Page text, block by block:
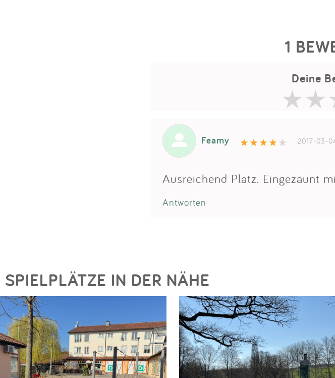
1
Deine
Feamy 2017-03-
Ausreichend Platz. Eingezäunt
Antworten
SPIELPLÄTZE IN DER NÄHE